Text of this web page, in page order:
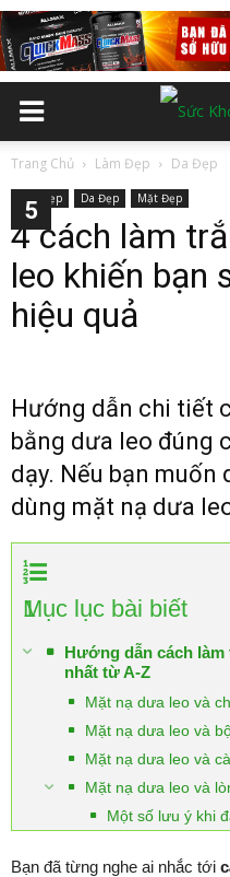
Trang Chủ Làm Đẹp Da Đẹp
Làm Đẹp Da Đẹp Mặt Đẹp
4 cách làm
leo khiến bạn
hiệu quả
Hướng dẫn chi tiết
bằng dưa leo đúng
dạy. Nếu bạn muốn
dùng mặt nạ dưa
1
Mục lục bài biết
Hướng dẫn cách
nhất từ A-Z
Mặt nạ dưa leo và
Mặt nạ dưa leo và
Mặt nạ dưa leo và
Mặt nạ dưa leo và
Một số lưu ý khi
Bạn đã từng nghe ai nhắc tới
2
3
4
5